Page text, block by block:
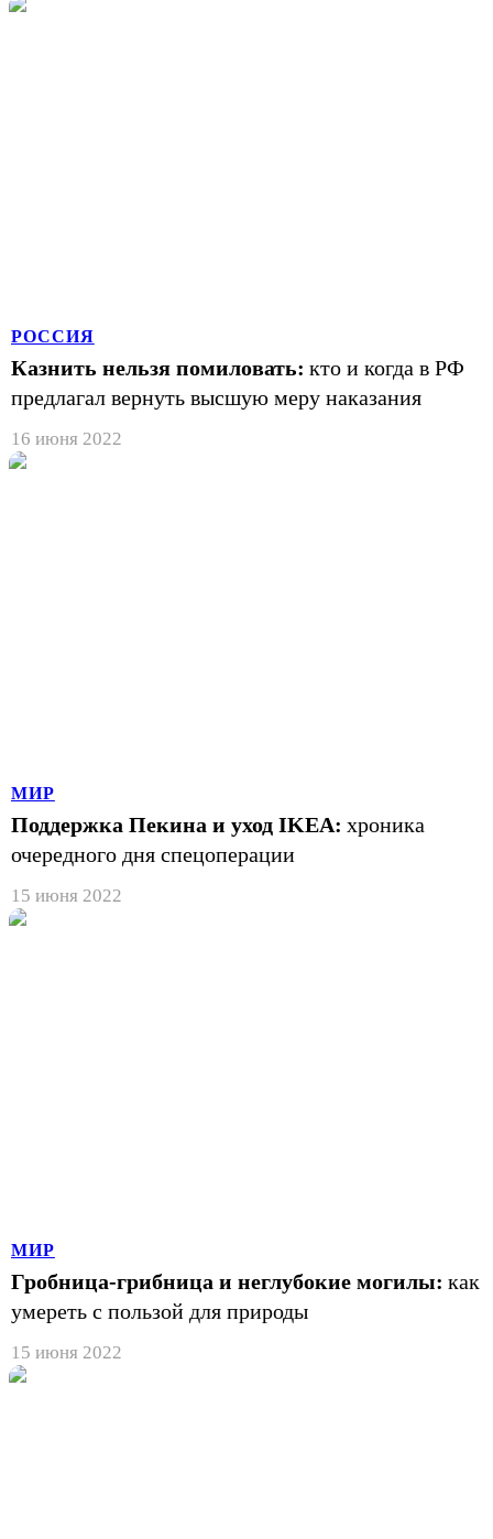
РОССИЯ
Казнить нельзя помиловать: кто и когда в РФ
предлагал вернуть высшую меру наказания
16 июня 2022
МИР
Поддержка Пекина и уход IKEA: хроника
очередного дня спецоперации
15 июня 2022
МИР
Гробница-грибница и неглубокие могилы: как
умереть с пользой для природы
15 июня 2022